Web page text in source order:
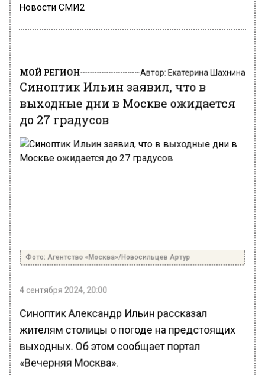
Новости СМИ2
МОЙ РЕГИОН Автор: Екатерина Шахнина
Синоптик Ильин заявил, что в
выходные дни в Москве ожидается
до 27 градусов
Фото: Агентство «Москва»/Новосильцев Артур
4 сентября 2024, 20:00
Синоптик Александр Ильин рассказал
жителям столицы о погоде на предстоящих
выходных. Об этом сообщает портал
«Вечерняя Москва».